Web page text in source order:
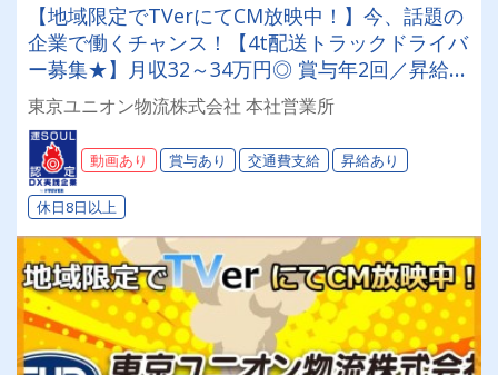
【地域限定でTVerにてCM放映中！】今、話題の
企業で働くチャンス！【4t配送トラックドライバ
ー募集★】月収32～34万円◎ 賞与年2回／昇給有
／福利厚生充実／仕事量安定／未経験歓迎◎【年
間休日113日以上】連休もあり◎プライベート充
実可◎「安心・安全」で働く。東京ユニオン物流
でドライバーライフを送りませんか？
東京ユニオン物流株式会社 本社営業所
動画あり 賞与あり 交通費支給 昇給あり
休日8日以上